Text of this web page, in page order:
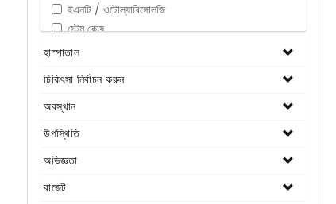
ইএনটি / ওটোল্যারিঙ্গোলজি
স্টেম কোষ
দন্তচিকিৎসা
স্ত্রীরোগবিজ্ঞান
রেনাল কেয়ার / ইউরোলজি
বেরিয়েট্রিক / স্থূলত্ব
হাস্পাতাল
চিকিৎসা নির্বাচন করুন
অবস্থান
উপস্থিতি
অভিজ্ঞতা
বাজেট